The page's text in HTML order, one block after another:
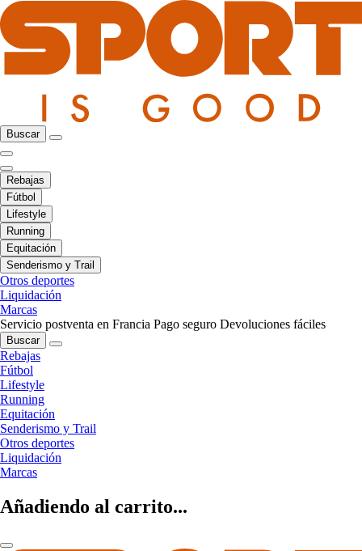
Buscar
Rebajas
Fútbol
Lifestyle
Running
Equitación
Senderismo y Trail
Otros deportes
Liquidación
Marcas
Servicio postventa en Francia Pago seguro Devoluciones fáciles
Buscar
Rebajas
Fútbol
Lifestyle
Running
Equitación
Senderismo y Trail
Otros deportes
Liquidación
Marcas
Añadiendo al carrito...